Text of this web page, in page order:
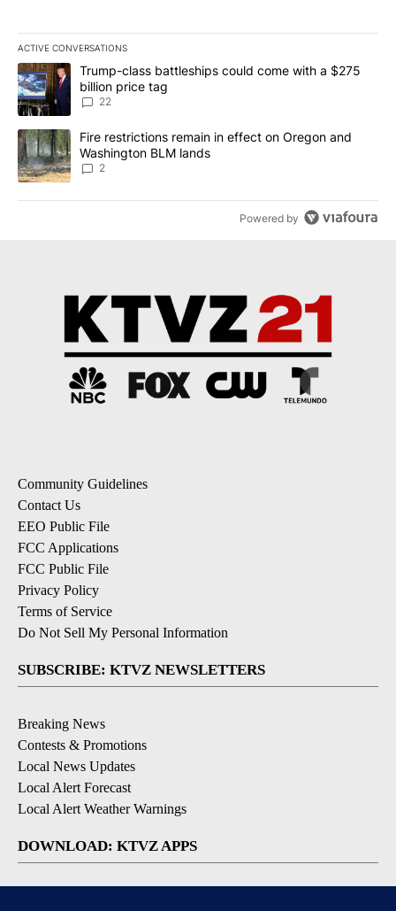
ACTIVE CONVERSATIONS
The following is a list of the most commented articles in the last
A trending article titled "Trump-class battleships could come
Trump-class battleships could come with a $275
billion price tag
22
A trending article titled "Fire restrictions remain in effect on
Fire restrictions remain in effect on Oregon and
Washington BLM lands
2
Powered by
Community Guidelines
Contact Us
EEO Public File
FCC Applications
FCC Public File
Privacy Policy
Terms of Service
Do Not Sell My Personal Information
SUBSCRIBE: KTVZ NEWSLETTERS
Breaking News
Contests & Promotions
Local News Updates
Local Alert Forecast
Local Alert Weather Warnings
DOWNLOAD: KTVZ APPS